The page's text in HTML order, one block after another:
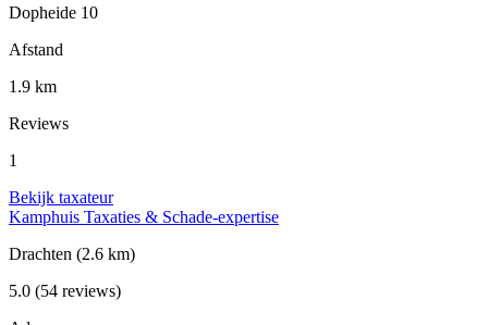
Dopheide 10
Afstand
1.9 km
Reviews
1
Bekijk taxateur
Kamphuis Taxaties & Schade-expertise
Drachten (2.6 km)
5.0 (54 reviews)